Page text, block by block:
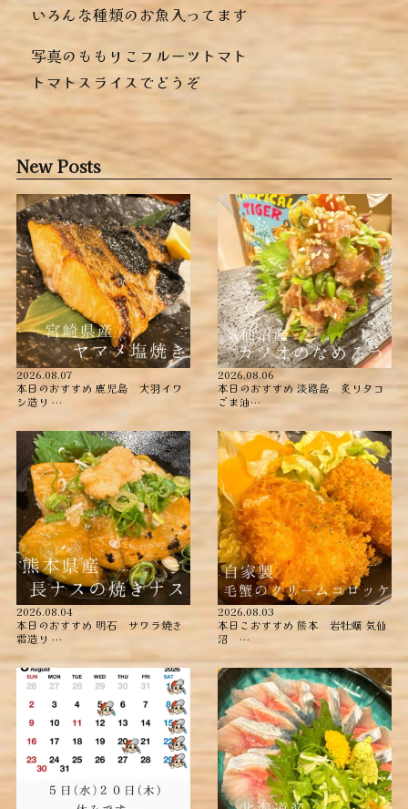
いろんな種類のお魚入ってます
写真のももりこフルーツトマト
トマトスライスでどうぞ
New Posts
2026.08.07
本日のおすすめ ︎鹿児島 大羽イワ
シ造り …
2026.08.06
本日のおすすめ ︎淡路島 炙りタコ
ごま油…
2026.08.04
本日のおすすめ ︎明石 サワラ焼き
霜造り …
2026.08.03
本日こおすすめ ︎熊本 岩牡蠣 ︎気仙
沼 …